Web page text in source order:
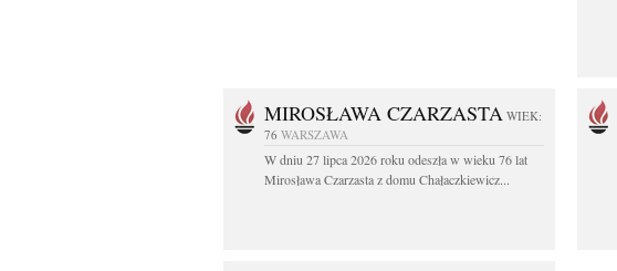
MIROSŁAWA CZARZASTA WIEK:
76 WARSZAWA
W dniu 27 lipca 2026 roku odeszła w wieku 76 lat
Mirosława Czarzasta z domu Chałaczkiewicz...